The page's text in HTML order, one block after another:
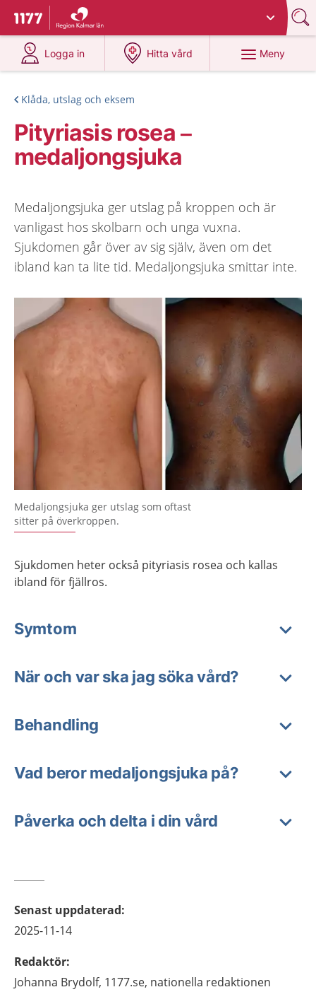
Till startsidan för 1177
Du har valt region
Logga in
på 1177.se
Hitta vård
på 1177.se
Meny
Klåda, utslag och eksem
Pityriasis rosea –
medaljongsjuka
Medaljongsjuka ger utslag på kroppen och är
vanligast hos skolbarn och unga vuxna.
Sjukdomen går över av sig själv, även om det
ibland kan ta lite tid. Medaljongsjuka smittar inte.
Medaljongsjuka ger utslag som oftast
sitter på överkroppen.
Sjukdomen heter också pityriasis rosea och kallas
ibland för fjällros.
Symtom
När och var ska jag söka vård?
Behandling
Vad beror medaljongsjuka på?
Påverka och delta i din vård
Senast uppdaterad:
2025-11-14
Redaktör:
Johanna Brydolf, 1177.se, nationella redaktionen